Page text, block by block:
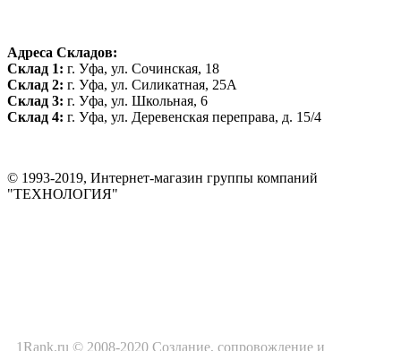
Адреса Складов:
Склад 1: г. Уфа, ул. Сочинская, 18
Склад 2: г. Уфа, ул. Силикатная, 25А
Склад 3: г. Уфа, ул. Школьная, 6
Склад 4: г. Уфа, ул. Деревенская переправа, д. 15/4
© 1993-2019, Интернет-магазин группы компаний
"ТЕХНОЛОГИЯ"
1Rank.ru © 2008-2020 Создание, сопровождение и